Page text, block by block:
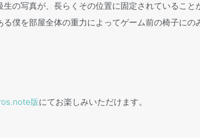
生の写真が、長らくその位置に固定されていること
る僕を部屋全体の重力によってゲーム前の椅子にの
版にてお楽しみいただけます。